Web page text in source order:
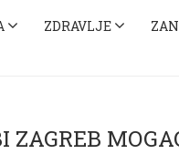
ZDRAVLJE
ZAGREB